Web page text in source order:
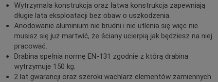
Wytrzymała konstrukcja oraz łatwa konstrukcja zapewniają
długie lata eksploatacji bez obaw o uszkodzenia.
Anodowanie aluminium nie brudni i nie utlenia się więc nie
musisz się już martwić, że ściany ucierpią jak będziesz na niej
pracować.
Drabina spełnia normę EN-131 zgodnie z którą drabina
wytrzymuje 150 kg.
2 lat gwarancji oraz szeroki wachlarz elementów zamiennych